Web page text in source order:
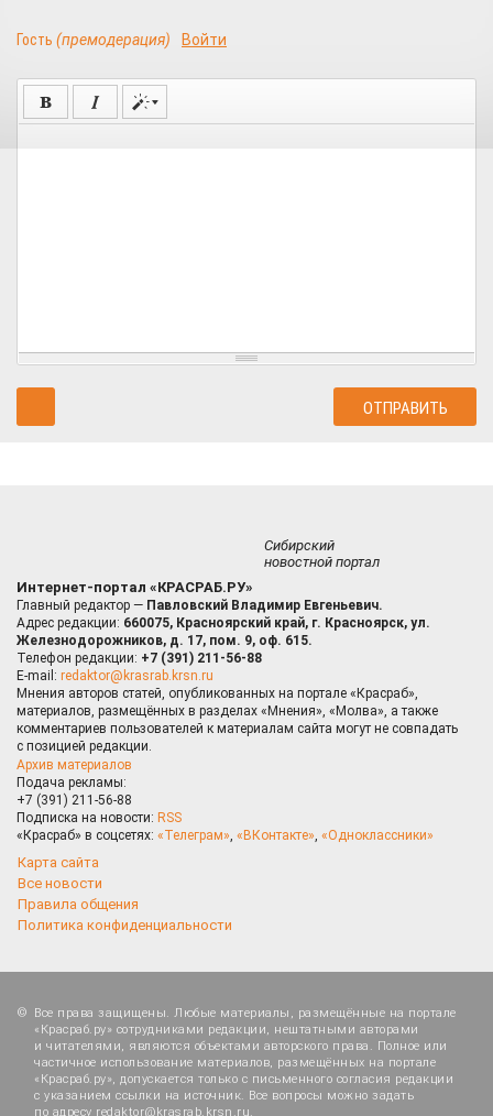
Гость (премодерация) Войти
Сибирский
новостной портал
Интернет-портал «КРАСРАБ.РУ»
Главный редактор — Павловский Владимир Евгеньевич.
Адрес редакции: 660075, Красноярский край, г. Красноярск, ул.
Железнодорожников, д. 17, пом. 9, оф. 615.
Телефон редакции: +7 (391) 211-56-88
E-mail: redaktor@krasrab.krsn.ru
Мнения авторов статей, опубликованных на портале «Красраб»,
материалов, размещённых в разделах «Мнения», «Молва», а также
комментариев пользователей к материалам сайта могут не совпадать
с позицией редакции.
Архив материалов
Подача рекламы:
+7 (391) 211-56-88
Подписка на новости: RSS
«Красраб» в соцсетях: «Телеграм», «ВКонтакте», «Одноклассники»
Карта сайта
Все новости
Правила общения
Политика конфиденциальности
Все права защищены. Любые материалы, размещённые на портале
«Красраб.ру» сотрудниками редакции, нештатными авторами
и читателями, являются объектами авторского права. Полное или
частичное использование материалов, размещённых на портале
«Красраб.ру», допускается только с письменного согласия редакции
с указанием ссылки на источник. Все вопросы можно задать
по адресу redaktor@krasrab.krsn.ru.